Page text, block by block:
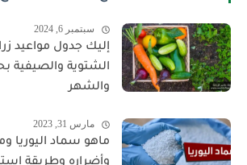
سبتمبر 6, 2024
إليك جدول مواعيد
الشتوية والصيفية
والشهر
مارس 31, 2023
ماهو سماد اليوريا وما